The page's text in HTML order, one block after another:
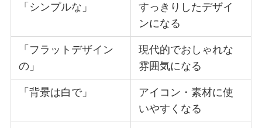
「シンプルな」
すっきりしたデザイ
ンになる
「フラットデザイン
の」
現代的でおしゃれな
雰囲気になる
「背景は白で」
アイコン・素材に使
いやすくなる